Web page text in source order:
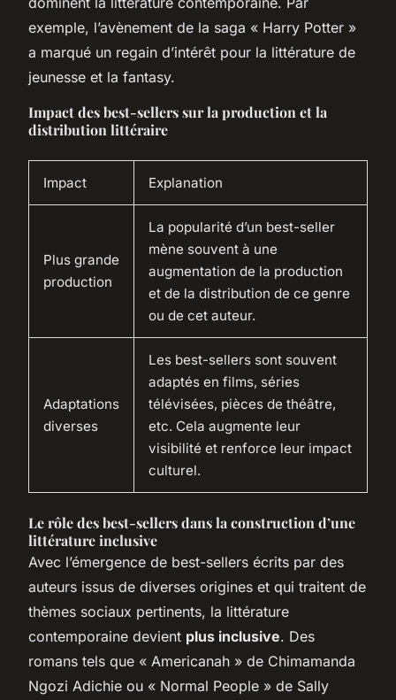
exemple, l’avènement de la saga « Harry Potter »
a marqué un regain d’intérêt pour la littérature de
jeunesse et la fantasy.
Impact des best-sellers sur la production et la
distribution littéraire
Impact Explanation
Plus grande
production
La popularité d’un best-seller
mène souvent à une
augmentation de la production
et de la distribution de ce genre
ou de cet auteur.
Adaptations
diverses
Les best-sellers sont souvent
adaptés en films, séries
télévisées, pièces de théâtre,
etc. Cela augmente leur
visibilité et renforce leur impact
culturel.
Le rôle des best-sellers dans la construction d’une
littérature inclusive
Avec l’émergence de best-sellers écrits par des
auteurs issus de diverses origines et qui traitent de
thèmes sociaux pertinents, la littérature
contemporaine devient plus inclusive. Des
romans tels que « Americanah » de Chimamanda
Ngozi Adichie ou « Normal People » de Sally